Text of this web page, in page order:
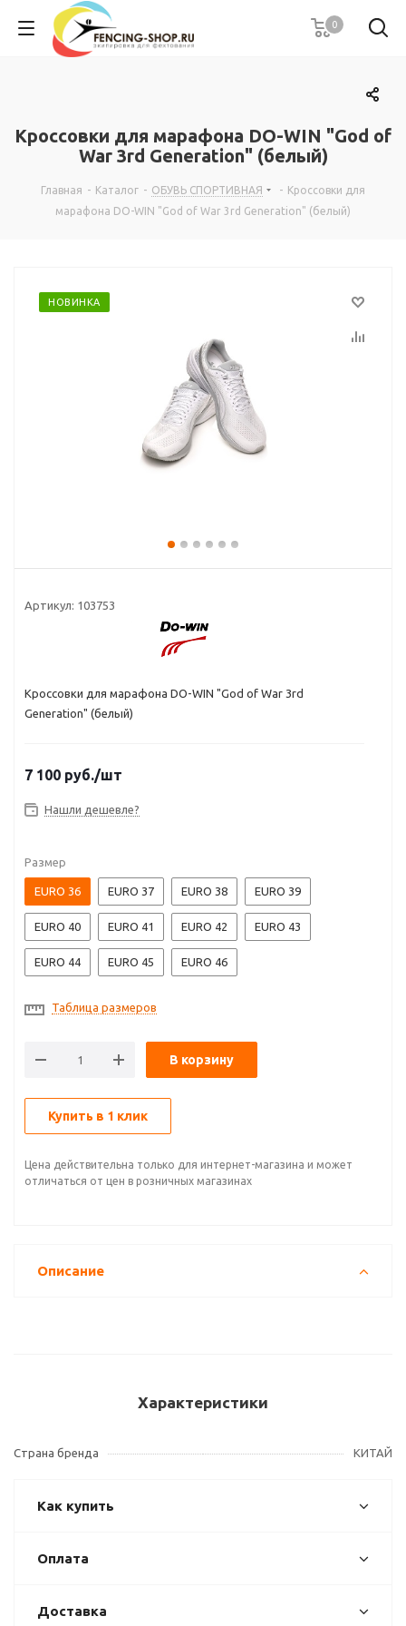
0
Кроссовки для марафона DO-WIN "God of
War 3rd Generation" (белый)
Главная - Каталог - ОБУВЬ СПОРТИВНАЯ - Кроссовки для
марафона DO-WIN "God of War 3rd Generation" (белый)
НОВИНКА
Артикул: 103753
Кроссовки для марафона DO-WIN "God of War 3rd
Generation" (белый)
7 100 руб./шт
Нашли дешевле?
Размер
EURO 36 EURO 37 EURO 38 EURO 39
EURO 40 EURO 41 EURO 42 EURO 43
EURO 44 EURO 45 EURO 46
Таблица размеров
В корзину
Купить в 1 клик
Цена действительна только для интернет-магазина и может
отличаться от цен в розничных магазинах
Описание
Характеристики
Страна бренда КИТАЙ
Как купить
Оплата
Доставка